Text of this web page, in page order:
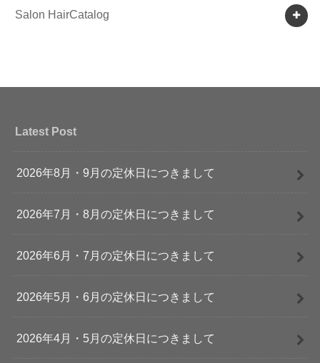
Salon HairCatalog
Latest Post
2026年8月・9月の定休日につきまして
2026年7月・8月の定休日につきまして
2026年6月・7月の定休日につきまして
2026年5月・6月の定休日につきまして
2026年4月・5月の定休日につきまして